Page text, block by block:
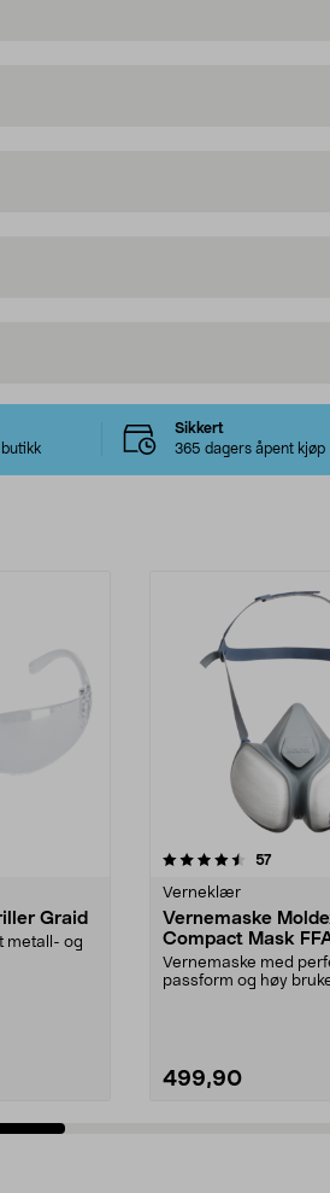
Sikkert
365 dagers åpent kjøp
Graid
metall- og
57
Verneklær
Vernemaske
Compact Mask
Vernemaske med
passform og høy
499,90
4.0 av 5